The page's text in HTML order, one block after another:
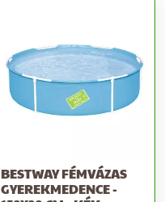
BESTWAY FÉMVÁZAS
GYEREKMEDENCE -